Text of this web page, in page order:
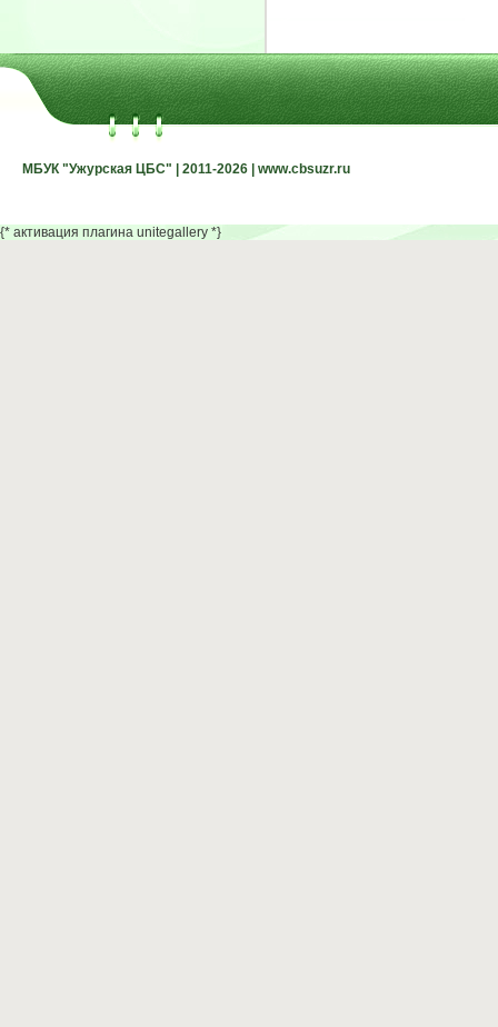
МБУК "Ужурская ЦБС" | 2011-2026 | www.cbsuzr.ru
МБУК "Ужурская ЦБС" | 2011-2026 | www.cbsuzr.ru
{* активация плагина unitegallery *}